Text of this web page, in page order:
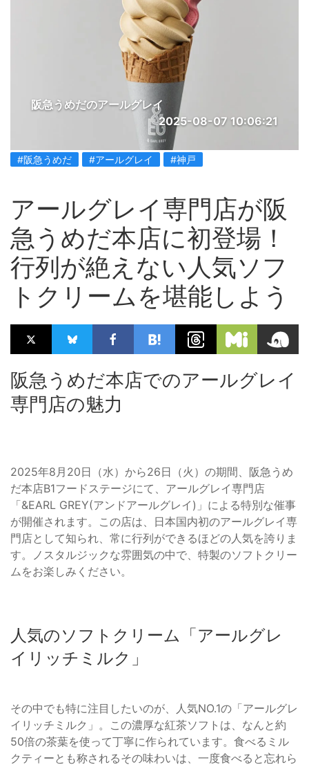
阪急うめだのアールグレイ
2025-08-07 10:06:21
#阪急うめだ #アールグレイ #神戸
アールグレイ専門店が阪
急うめだ本店に初登場！
行列が絶えない人気ソフ
トクリームを堪能しよう
阪急うめだ本店でのアールグレイ
専門店の魅力
2025年8月20日（水）から26日（火）の期間、阪急うめ
だ本店B1フードステージにて、アールグレイ専門店
「&EARL GREY(アンドアールグレイ)」による特別な催事
が開催されます。この店は、日本国内初のアールグレイ専
門店として知られ、常に行列ができるほどの人気を誇りま
す。ノスタルジックな雰囲気の中で、特製のソフトクリー
ムをお楽しみください。
人気のソフトクリーム「アールグレ
イリッチミルク」
その中でも特に注目したいのが、人気NO.1の「アールグレ
イリッチミルク」。この濃厚な紅茶ソフトは、なんと約
50倍の茶葉を使って丁寧に作られています。食べるミル
クティーとも称されるその味わいは、一度食べると忘れら